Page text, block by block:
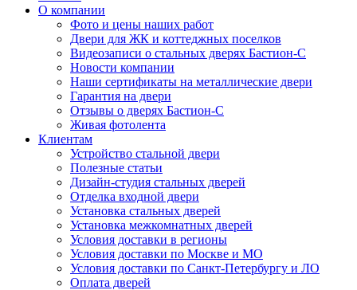
О компании
Фото и цены наших работ
Двери для ЖК и коттеджных поселков
Видеозаписи о стальных дверях Бастион-С
Новости компании
Наши сертификаты на металлические двери
Гарантия на двери
Отзывы о дверях Бастион-С
Живая фотолента
Клиентам
Устройство стальной двери
Полезные статьи
Дизайн-студия стальных дверей
Отделка входной двери
Установка стальных дверей
Установка межкомнатных дверей
Условия доставки в регионы
Условия доставки по Москве и МО
Условия доставки по Санкт-Петербургу и ЛО
Оплата дверей